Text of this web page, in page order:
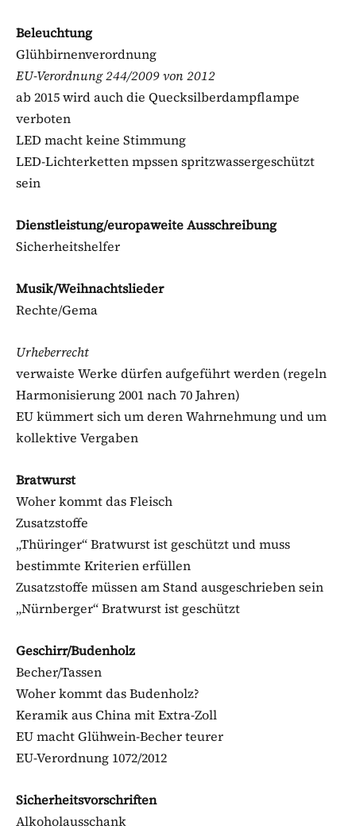
Beleuchtung
Glühbirnenverordnung
EU-Verordnung 244/2009 von 2012
ab 2015 wird auch die Quecksilberdampflampe
verboten
LED macht keine Stimmung
LED-Lichterketten mpssen spritzwassergeschützt
sein
Dienstleistung/europaweite Ausschreibung
Sicherheitshelfer
Musik/Weihnachtslieder
Rechte/Gema
Urheberrecht
verwaiste Werke dürfen aufgeführt werden (regeln
Harmonisierung 2001 nach 70 Jahren)
EU kümmert sich um deren Wahrnehmung und um
kollektive Vergaben
Bratwurst
Woher kommt das Fleisch
Zusatzstoffe
„Thüringer“ Bratwurst ist geschützt und muss
bestimmte Kriterien erfüllen
Zusatzstoffe müssen am Stand ausgeschrieben sein
„Nürnberger“ Bratwurst ist geschützt
Geschirr/Budenholz
Becher/Tassen
Woher kommt das Budenholz?
Keramik aus China mit Extra-Zoll
EU macht Glühwein-Becher teurer
EU-Verordnung 1072/2012
Sicherheitsvorschriften
Alkoholausschank